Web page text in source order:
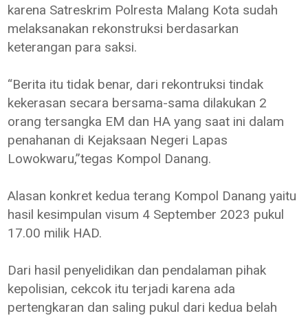
karena Satreskrim Polresta Malang Kota sudah
melaksanakan rekonstruksi berdasarkan
keterangan para saksi.
“Berita itu tidak benar, dari rekontruksi tindak
kekerasan secara bersama-sama dilakukan 2
orang tersangka EM dan HA yang saat ini dalam
penahanan di Kejaksaan Negeri Lapas
Lowokwaru,”tegas Kompol Danang.
Alasan konkret kedua terang Kompol Danang yaitu
hasil kesimpulan visum 4 September 2023 pukul
17.00 milik HAD.
Dari hasil penyelidikan dan pendalaman pihak
kepolisian, cekcok itu terjadi karena ada
pertengkaran dan saling pukul dari kedua belah